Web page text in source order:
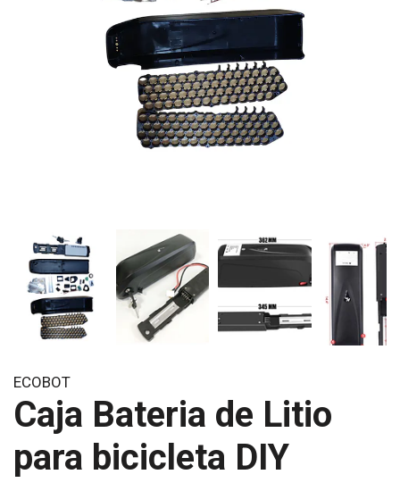
ECOBOT
Caja Bateria de Litio
para bicicleta DIY